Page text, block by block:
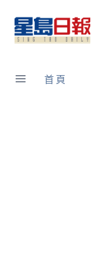
content
首頁